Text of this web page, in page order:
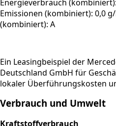
Energieverbrauch
Emissionen (kombiniert): 0,0
(kombiniert): A
Ein Leasingbeispiel der
Deutschland GmbH für
lokaler Überführungs­kosten
Verbrauch und Umwelt
Kraftstoffverbrauch